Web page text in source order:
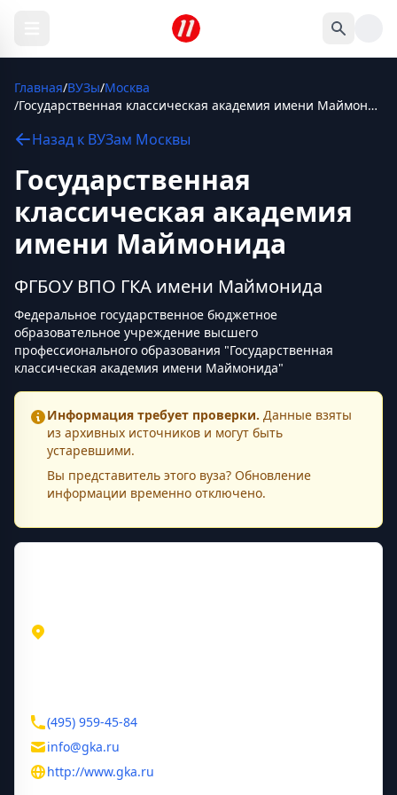
Главная/ВУЗы/Москва
/
Государственная классическая академия имени Маймонида
Назад к ВУЗам Москвы
Государственная
классическая академия
имени Маймонида
ФГБОУ ВПО ГКА имени Маймонида
Федеральное государственное бюджетное
образовательное учреждение высшего
профессионального образования "Государственная
классическая академия имени Маймонида"
Информация требует проверки. Данные взяты
из архивных источников и могут быть
устаревшими.
Вы представитель этого вуза? Обновление
информации временно отключено.
(495) 959-45-84
info@gka.ru
http://www.gka.ru